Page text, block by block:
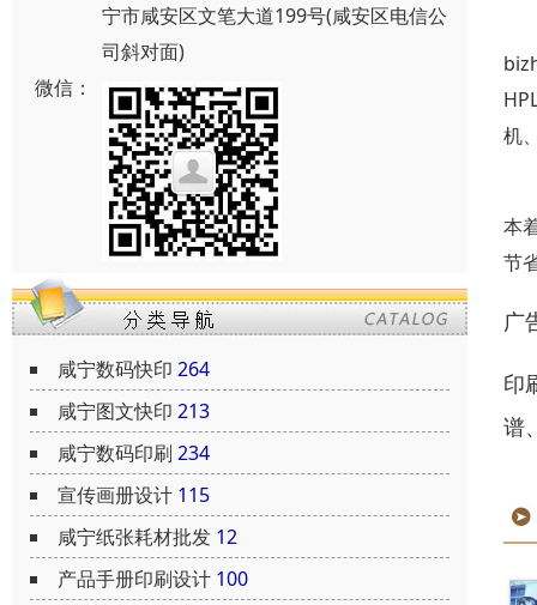
宁市咸安区文笔大道199号(咸安区电信公
司斜对面)
微信：
咸宁数码快印 264
咸宁图文快印 213
咸宁数码印刷 234
宣传画册设计 115
咸宁纸张耗材批发 12
产品手册印刷设计 100
机
本
节
广
印
谱